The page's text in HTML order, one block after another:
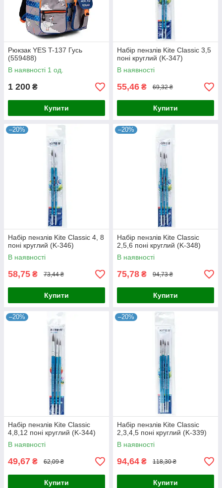
Рюкзак YES T-137 Гусь
(559488)
В наявності 1 од.
1 200 ₴
Купити
Набір пензлів Kite Classic 3,5
поні круглий (K-347)
В наявності
55,46 ₴ 69,32 ₴
Купити
–20%
Набір пензлів Kite Classic 4, 8
поні круглий (K-346)
В наявності
58,75 ₴ 73,44 ₴
Купити
–20%
Набір пензлів Kite Classic
2,5,6 поні круглий (K-348)
В наявності
75,78 ₴ 94,73 ₴
Купити
–20%
Набір пензлів Kite Classic
4,8,12 поні круглий (K-344)
В наявності
49,67 ₴ 62,09 ₴
Купити
–20%
Набір пензлів Kite Classic
2,3,4,5 поні круглий (K-339)
В наявності
94,64 ₴ 118,30 ₴
Купити